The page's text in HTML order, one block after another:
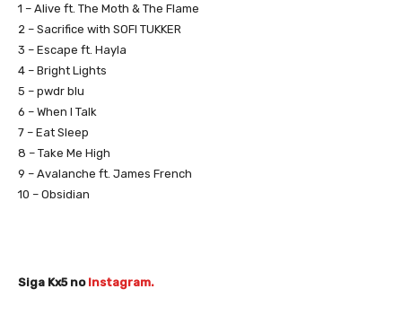
1 – Alive ft. The Moth & The Flame
2 – Sacrifice with SOFI TUKKER
3 – Escape ft. Hayla
4 – Bright Lights
5 – pwdr blu
6 – When I Talk
7 – Eat Sleep
8 – Take Me High
9 – Avalanche ft. James French
10 – Obsidian
Siga Kx5 noInstagram.